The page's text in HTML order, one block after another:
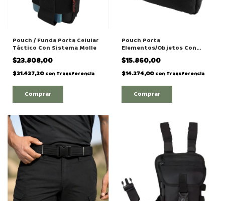
Pouch / Funda Porta Celular
Táctico Con Sistema Molle
$23.808,00
$21.427,20 con Transferencia
Comprar
Pouch Porta
Elementos/Objetos Con
Sistema Molle Táctica
C/cierre
$15.860,00
$14.274,00 con Transferencia
Comprar